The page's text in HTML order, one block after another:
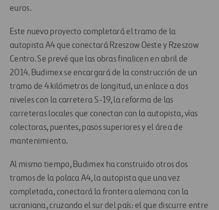
euros.
Este nuevo proyecto completará el tramo de la
autopista A4 que conectará Rzeszow Oeste y Rzeszow
Centro. Se prevé que las obras finalicen en abril de
2014. Budimex se encargará de la construcción de un
tramo de 4 kilómetros de longitud, un enlace a dos
niveles con la carretera S-19, la reforma de las
carreteras locales que conectan con la autopista, vías
colectoras, puentes, pasos superiores y el área de
mantenimiento.
Al mismo tiempo, Budimex ha construido otros dos
tramos de la polaca A4, la autopista que una vez
completada, conectará la frontera alemana con la
ucraniana, cruzando el sur del país: el que discurre entre